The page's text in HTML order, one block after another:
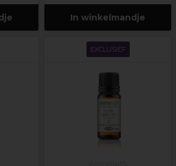
In winkelmandje
EXCLUSIEF